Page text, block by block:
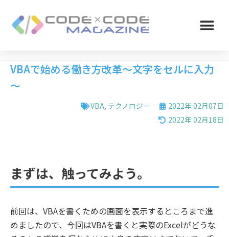
VBAで始める働き方改革～文字をセルに入力
～
VBA, テクノロジー
2022年 02月07日
2022年 02月18日
まずは、触ってみよう。
前回は、VBAを書くための画面を表示するところまで進
めましたので、今回はVBAを書くと実際のExcelがどうな